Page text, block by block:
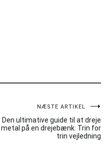
NÆSTE ARTIKEL
Den ultimative guide til at dreje
metal på en drejebænk: Trin for
trin vejledning